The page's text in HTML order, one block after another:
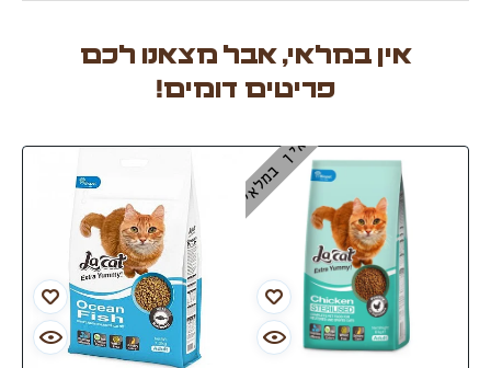
אין במלאי, אבל מצאנו לכם
פריטים דומים!
אין במלאי